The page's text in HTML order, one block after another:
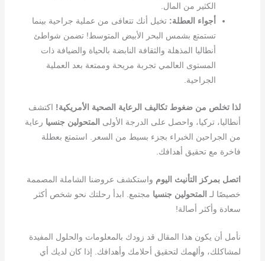
الكثير من المال.
أجواء العطلة: تخيل أنك تتعافى من عملية جراحية بينما
تستمتع بشمس البحر الأبيض المتوسط! تضمن شواطئ
أنطاليا المذهلة والثقافة النابضة بالحياة والضيافة ذات
المستوى العالمي تجربة مريحة وممتعة بعد العملية
الجراحية.
لذا تخلص من ضغوط تكاليف الرعاية الصحية الأمريكية! اكتشف
أنطاليا، تركيا، واحصل على الدرجة الأولى المتحولين جنسيا رعاية
من الجراحين الخبراء بجزء بسيط من السعر. استمتع بعطلة
فاخرة مع تحقيق أهدافك.
اتصل بمركز التأنيث اليوم واستكشف عروضنا الشاملة المصممة
خصيصًا لـ المتحولين جنسيا مجتمع. ابدأ رحلتك نحو شخص أكثر
سعادة وأكثر أصالة!
نأمل أن يكون هذا المقال قد زودك بالمعلومات والحلول المفيدة
لمشاكلك، وألهمك لتحقيق أحلامك وأهدافك. إذا كان لديك أي